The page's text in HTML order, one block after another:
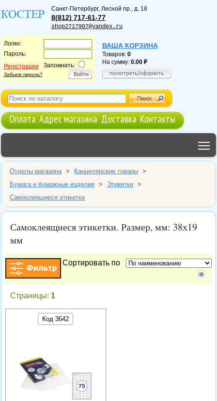
Санкт-Петербург, Лесной пр., д. 18
8(812) 717-61-77
shop2717907@yandex.ru
Логин:
Пароль:
Регистрация
Забыли пароль?
Запомнить:
ВАША КОРЗИНА
Товаров: 0
На сумму: 0.00
Оплата Адрес магазина Доставка Контакты
Отделы магазина > Канцелярские товары
>
Бумага и бумажные изделия
> Этикетки
>
Самоклеящиеся этикетки
Самоклеящиеся этикетки. Размер, мм: 38х19
мм
Сортировать по
Страницы: 1
Код 3642